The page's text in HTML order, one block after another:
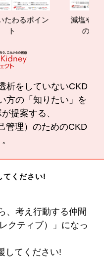
るポイン
減塩やたん
の効果と
析をしていないCKD
方の「知りたい」を
提案する、
管理）のためのCKD
てください!
、考え行動する仲間
クティブ）」になっ
してください!